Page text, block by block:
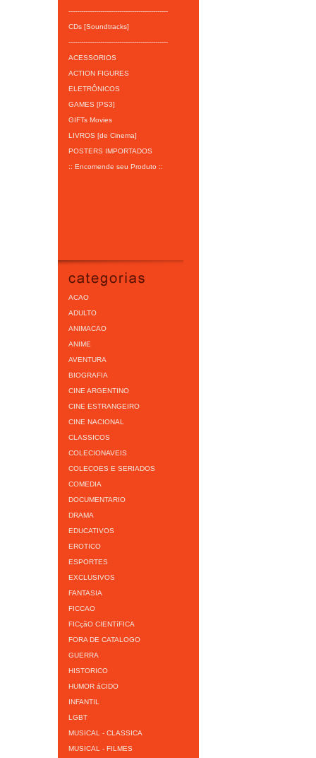
-----------------------------------------------
CDs [Soundtracks]
-----------------------------------------------
ACESSORIOS
ACTION FIGURES
ELETRÔNICOS
GAMES [PS3]
GIFTs Movies
LIVROS [de Cinema]
POSTERS IMPORTADOS
:: Encomende seu Produto ::
ACAO
ADULTO
ANIMACAO
ANIME
AVENTURA
BIOGRAFIA
CINE ARGENTINO
CINE ESTRANGEIRO
CINE NACIONAL
CLASSICOS
COLECIONAVEIS
COLECOES E SERIADOS
COMEDIA
DOCUMENTARIO
DRAMA
EDUCATIVOS
EROTICO
ESPORTES
EXCLUSIVOS
FANTASIA
FICCAO
FICçãO CIENTíFICA
FORA DE CATALOGO
GUERRA
HISTORICO
HUMOR áCIDO
INFANTIL
LGBT
MUSICAL - CLASSICA
MUSICAL - FILMES